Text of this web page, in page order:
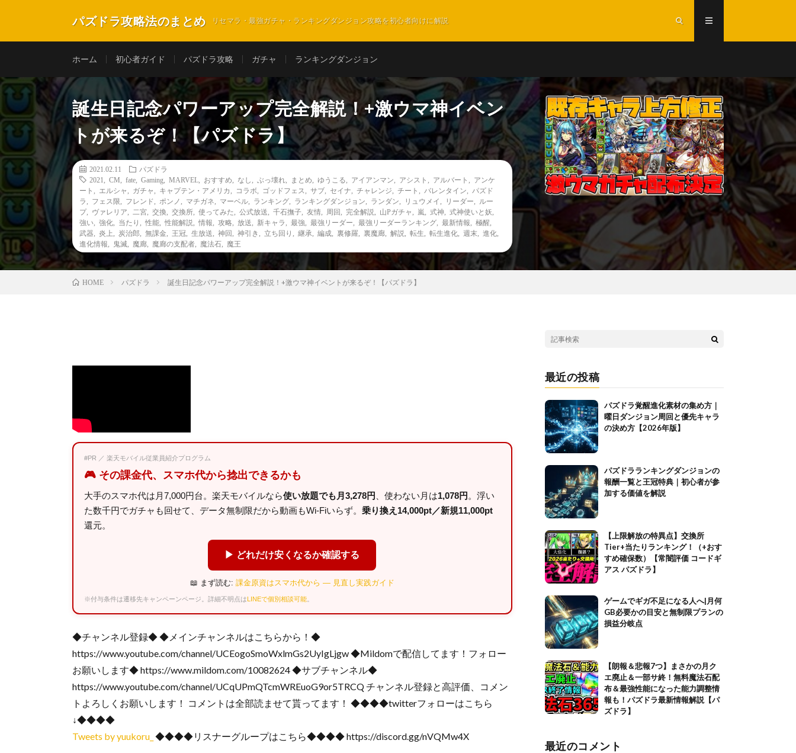
パズドラ攻略法のまとめ リセマラ・最強ガチャ・ランキングダンジョン攻略を初心者向けに解説
ホーム 初心者ガイド パズドラ攻略 ガチャ ランキングダンジョン
誕生日記念パワーアップ完全解説！+激ウマ神イベン
トが来るぞ！【パズドラ】
2021.02.11
パズドラ
2021
CM fate Gaming MARVEL おすすめ なし ぶっ壊れ まとめ ゆうこる アイアンマン アシスト アルバート
アンケ
ート
エルシャ ガチャ キャプテン・アメリカ コラボ ゴッドフェス サブ セイナ チャレンジ チート バレンタイン
パズド
ラ
フェス限 フレンド ポンノ マチガネ マーベル ランキング ランキングダンジョン ランダン リュウメイ リーダー
ルー
プ, ヴァレリア 二宮 交換 交換所 使ってみた 公式放送 千石撫子 友情 周回 完全解説 山Pガチャ 嵐 式神 式神使いと妖
強い
強化 当たり 性能 性能解説 情報 攻略 放送 新キャラ 最強 最強リーダー 最強リーダーランキング 最新情報 極醒
武器
炎上 炭治郎 無課金 王冠 生放送 神回 神引き 立ち回り 継承 編成 裏修羅 裏魔廊 解説 転生 転生進化 週末 進化
進化情報
鬼滅 魔廊 魔廊の支配者 魔法石 魔王
HOME パズドラ 誕生日記念パワーアップ完全解説！+激ウマ神イベントが来るぞ！【パズドラ】
#PR ／ 楽天モバイル従業員紹介プログラム
🎮 その課金代、スマホ代から捻出できるかも
大手のスマホ代は月7,000円台。楽天モバイルなら使い放題でも月3,278円 、使わない月は1,078円 。浮い
た数千円でガチャも回せて、データ無制限だから動画もWi-Fiいらず。 乗り換え14,000pt／新規11,000pt
還元。
▶ どれだけ安くなるか確認する
📖 まず読む: 課金原資はスマホ代から — 見直し実践ガイド
※付与条件は遷移先キャンペーンページ。詳細不明点はLINEで個別相談可能
◆チャンネル登録◆ ◆メインチャンネルはこちらから！◆
https://www.youtube.com/channel/UCEogoSmoWxlmGs2UyIgLjgw ◆Mildomで配信してます！フォロー
お願いします◆ https://www.mildom.com/10082624 ◆サブチャンネル◆
https://www.youtube.com/channel/UCqUPmQTcmWREuoG9or5TRCQ チャンネル登録と高評価、コメン
トよろしくお願いします！ コメントは全部読ませて貰ってます！ ◆◆◆◆twitterフォローはこちら
↓◆◆◆◆
Tweets by yuukoru_ ◆◆◆◆リスナーグループはこちら◆◆◆◆ https://discord.gg/nVQMw4X
最近の投稿
パズドラ覚醒進化素材の集め方｜
曜日ダンジョン周回と優先キャラ
の決め方【2026年版】
パズドラランキングダンジョンの
報酬一覧と王冠特典｜初心者が参
加する価値を解説
【上限解放の特異点】交換所
Tier+当たりランキング！（+おす
すめ確保数）【常闇評価 コードギ
アス パズドラ】
ゲームでギガ不足になる人へ|月何
GB必要かの目安と無制限プランの
損益分岐点
【朗報＆悲報7つ】まさかの月ク
エ廃止＆一部サ終！無料魔法石配
布＆最強性能になった能力調整情
報も！パズドラ最新情報解説【パ
ズドラ】
最近のコメント